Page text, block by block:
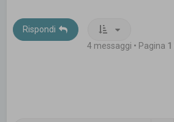
Rispondi
4 messaggi • Pagina 1